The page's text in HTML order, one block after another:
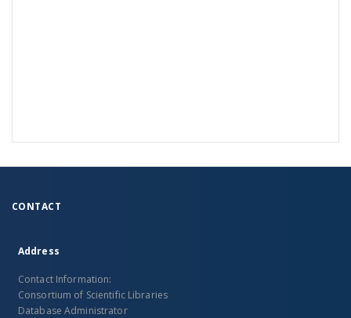
CONTACT
Address
Contact Information:
Consortium of Scientific Libraries
Database Administrator